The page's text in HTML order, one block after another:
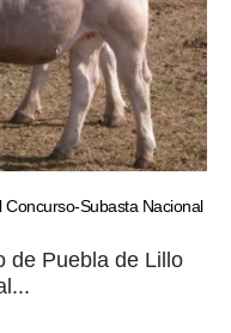
Subasta Nacional
de Puebla de Lillo